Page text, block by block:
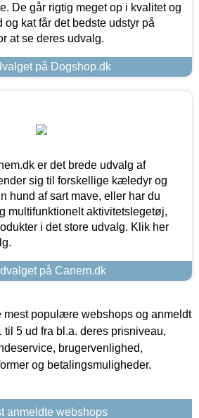
De går rigtig meget op i kvalitet og
og kat får det bedste udstyr på
at se deres udvalg.
på Dogshop.dk
er det brede udvalg af
sig til forskellige kæledyr og
hund af sart mave, eller har du
multifunktionelt aktivitetslegetøj,
i det store udvalg. Klik her
på Canem.dk
mest populære webshops og anmeldt
til 5 ud fra bl.a. deres prisniveau,
brugervenlighed,
og betalingsmuligheder.
anmeldte webshops